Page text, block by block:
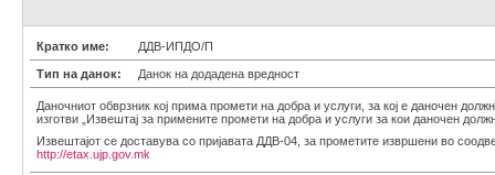
Кратко име: ДДВ-ИПДО/П
Тип на данок: Данок на додадена вредност
Даночниот обврзник кој прима промети на добра и услуги, за кој е даночен
изготви „Извештај за примените промети на добра и услуги за кои даночен
Извештајот се доставува со пријавата ДДВ-04, за прометите извршени во
http://etax.ujp.gov.mk